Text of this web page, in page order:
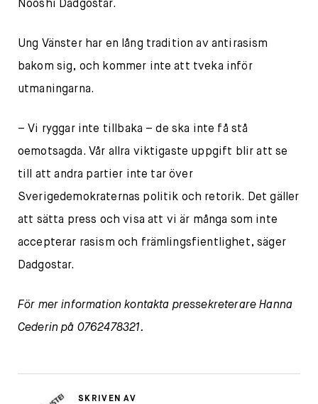
Nooshi Dadgostar.
Ung Vänster har en lång tradition av antirasism
bakom sig, och kommer inte att tveka inför
utmaningarna.
– Vi ryggar inte tillbaka – de ska inte få stå
oemotsagda. Vår allra viktigaste uppgift blir att se
till att andra partier inte tar över
Sverigedemokraternas politik och retorik. Det gäller
att sätta press och visa att vi är många som inte
accepterar rasism och främlingsfientlighet, säger
Dadgostar.
För mer information kontakta pressekreterare Hanna
Cederin på 0762478321.
SKRIVEN AV